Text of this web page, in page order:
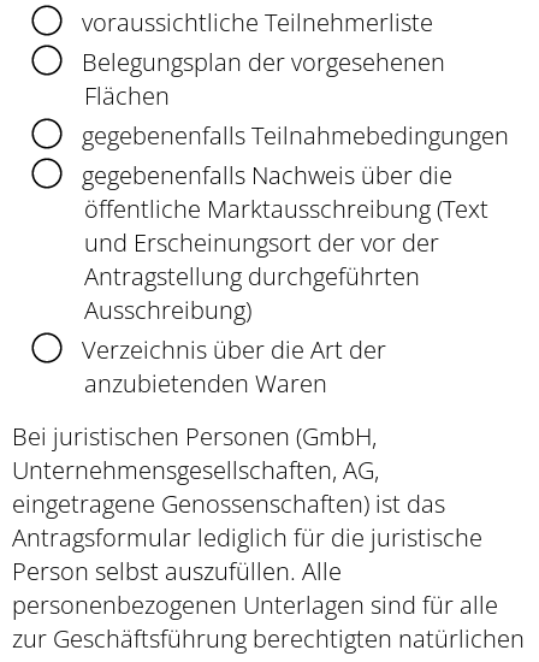
voraussichtliche Teilnehmerliste
Belegungsplan der vorgesehenen
Flächen
gegebenenfalls Teilnahmebedingungen
gegebenenfalls Nachweis über die
öffentliche Marktausschreibung (Text
und Erscheinungsort der vor der
Antragstellung durchgeführten
Ausschreibung)
Verzeichnis über die Art der
anzubietenden Waren
Bei juristischen Personen (GmbH,
Unternehmensgesellschaften, AG,
eingetragene Genossenschaften) ist das
Antragsformular lediglich für die juristische
Person selbst auszufüllen. Alle
personenbezogenen Unterlagen sind für alle
zur Geschäftsführung berechtigten natürlichen